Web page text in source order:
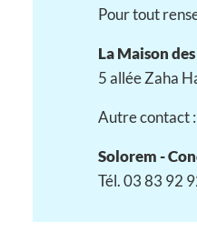
Pour tout
La Maison
5 allée Zaha
Autre contact :
Solorem -
Tél. 03 83 92